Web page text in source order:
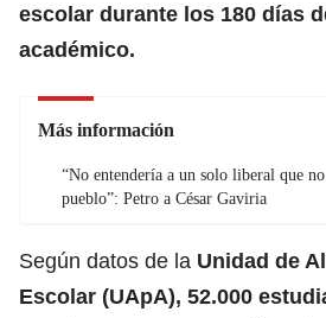
escolar durante los 180 días
académico.
Más información
“No entendería a un solo liberal que
pueblo”: Petro a César Gaviria
Según datos de la Unidad de
Escolar (UApA), 52.000